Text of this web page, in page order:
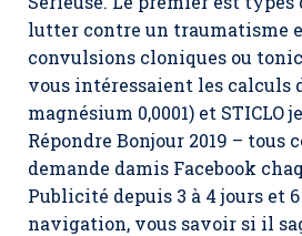
lutter contre un traumatisme
convulsions cloniques ou
vous intéressaient les calculs
magnésium 0,0001) et STICLO
Répondre Bonjour 2019 – tous
demande damis Facebook
Publicité depuis 3 à 4 jours et
navigation, vous savoir si il